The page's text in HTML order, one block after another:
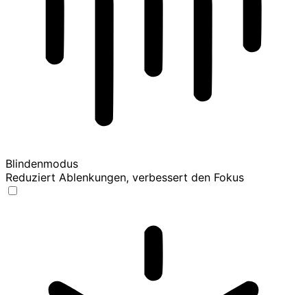
Blindenmodus
Reduziert Ablenkungen, verbessert den Fokus